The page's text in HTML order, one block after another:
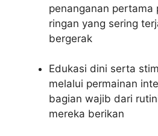
penanganan pertama
ringan yang sering
bergerak
Edukasi dini serta
melalui permainan
bagian wajib dari
mereka berikan